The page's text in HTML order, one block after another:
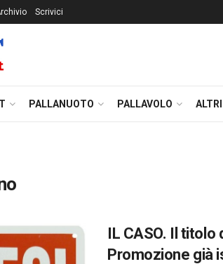
Scrivici
PALLANUOTO PALLAVOLO
IL CASO. Il titolo
Promozione già